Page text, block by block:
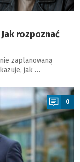
rozpoznać
zaplanowaną
jak …
0